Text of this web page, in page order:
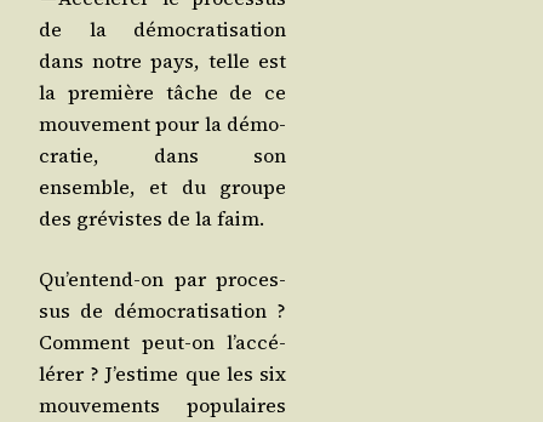
de la démo­cra­ti­sa­tion
dans notre pays, telle est
la pre­mière tâche de ce
mou­ve­ment pour la démo­
cra­tie, dans son
ensemble, et du groupe
des gré­vistes de la faim.
Qu’en­tend-on par pro­ces­
sus de démo­cra­ti­sa­tion ?
Com­ment peut-on l’ac­cé­
lé­rer ? J’es­time que les six
mou­ve­ments popu­laires